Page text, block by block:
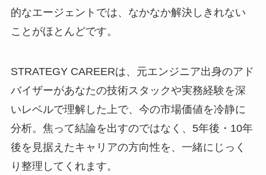
的なエージェントでは、なかなか解決しきれない
ことがほとんどです。
STRATEGY CAREERは、元エンジニア出身のアド
バイザーがあなたの技術スタックや実務経験を深
いレベルで理解した上で、今の市場価値を冷静に
分析。焦って結論を出すのではなく、5年後・10年
後を見据えたキャリアの方向性を、一緒にじっく
り整理してくれます。